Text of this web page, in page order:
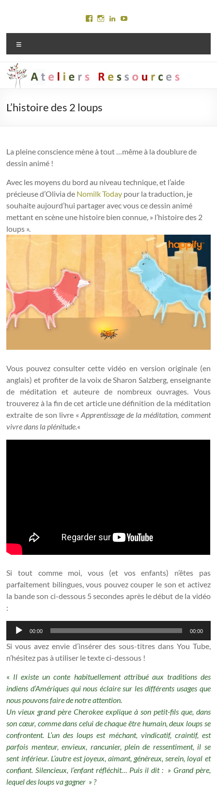
Voir
profil
sur
Voir
profil
sur
Voir
profil
Jury
Voir
profil
Jury
L’histoire des 2 loups
La pleine conscience mène à tout …même à la doublure de
dessin animé !
Avec les moyens du bord au niveau technique, et l’aide
précieuse d’Olivia de Nomilk Today pour la traduction, je
souhaite aujourd’hui partager avec vous ce dessin animé
mettant en scène une histoire bien connue, » l’histoire des 2
loups ».
Vous pouvez consulter cette vidéo en version originale (en
anglais) et profiter de la voix de Sharon Salzberg, enseignante
de méditation et auteure de nombreux ouvrages. Vous
trouverez à la fin de cet article une définition de la méditation
extraite de son livre «Apprentissage de la méditation, comment
vivre dans la plénitude. «
Si tout comme moi, vous (et vos enfants) n’êtes pas
parfaitement bilingues, vous pouvez couper le son et activez
la bande son ci-dessous 5 secondes après le début de la vidéo
:
Lecteur
audio
00:00 00:00
Si vous avez envie d’insérer des sous-titres dans You Tube,
n’hésitez pas à utiliser le texte ci-dessous !
« Il existe un conte habituellement attribué aux traditions des
indiens d’Amériques qui nous éclaire sur les différents usages que
nous pouvons faire de notre attention.
Un vieux grand père Cherokee explique à son petit-fils que, dans
son cœur, comme dans celui de chaque être humain, deux loups se
confrontent. L’un des loups est méchant, vindicatif, craintif, est
parfois menteur, envieux, rancunier, plein de ressentiment, il se
sent inférieur. L’autre est joyeux, aimant, généreux, serein, loyal et
confiant.Silencieux, l’enfant réfléchit… Puis il dit : » Grand père,
lequel des loups va gagner » ?